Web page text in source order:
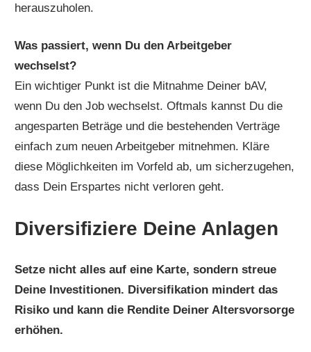
herauszuholen.
Was passiert, wenn Du den Arbeitgeber
wechselst?
Ein wichtiger Punkt ist die Mitnahme Deiner bAV,
wenn Du den Job wechselst. Oftmals kannst Du die
angesparten Beträge und die bestehenden Verträge
einfach zum neuen Arbeitgeber mitnehmen. Kläre
diese Möglichkeiten im Vorfeld ab, um sicherzugehen,
dass Dein Erspartes nicht verloren geht.
Diversifiziere Deine Anlagen
Setze nicht alles auf eine Karte, sondern streue
Deine Investitionen. Diversifikation mindert das
Risiko und kann die Rendite Deiner Altersvorsorge
erhöhen.